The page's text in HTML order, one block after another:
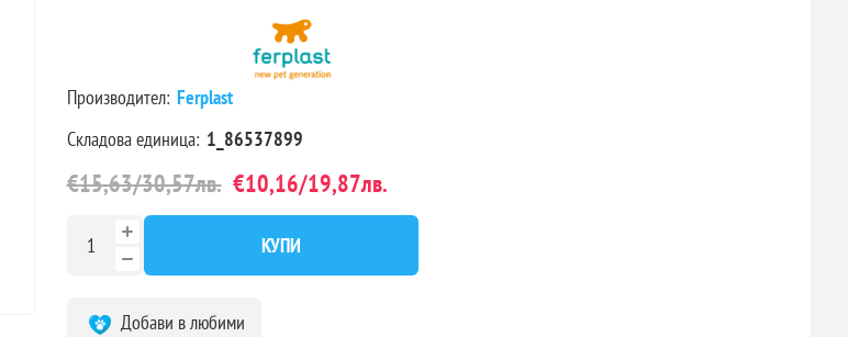
Производител: Ferplast
Складова единица: 1_86537899
€15,63/30,57лв. €10,16/19,87лв.
КУПИ
Добави в любими